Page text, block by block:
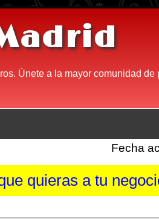
Únete a la mayor comunidad
Fecha
quieras a tu